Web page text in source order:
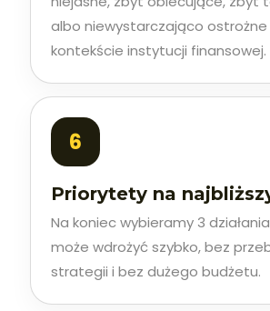
albo niewystarczająco ostrożne
kontekście instytucji finansowej.
Priorytety na
Na koniec wybieramy 3
może wdrożyć szybko, bez
strategii i bez dużego budżetu.